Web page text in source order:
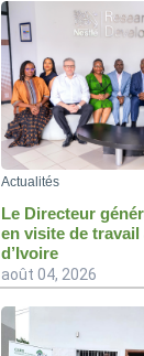
Actualités
Le Directeur
en visite de travail
d’Ivoire
août 04, 2026